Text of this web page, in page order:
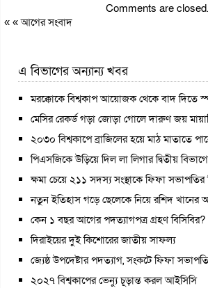
Comments are closed.
« «আগের সংবাদ
এ বিভাগের অন্যান্য খবর
মরক্কোকে বিশ্বকাপ আয়োজক থেকে বাদ দিতে
মেসির রেকর্ড গড়া জোড়া গোলে দারুণ জয়
২০৩০ বিশ্বকাপে ব্রাজিলের হয়ে মাঠ মাতাতে
পিএসজিকে উড়িয়ে দিল লা লিগার দ্বিতীয়
ক্ষমা চেয়ে ২১১ সদস্য সংস্থাকে ফিফা সভাপতির
নতুন ইতিহাস গড়ে ছেলেকে নিয়ে রশিদ
কেন ১ বছর আগের পদত্যাগপত্র গ্রহণ বিসিবির?
দিরাইয়ের দুই কিশোরের জাতীয় সাফল্য
জ্যেষ্ঠ উপদেষ্টার পদত্যাগ, সংকটে ফিফা সভাপতি
২০২৭ বিশ্বকাপের ভেন্যু চূড়ান্ত করল আইসিসি